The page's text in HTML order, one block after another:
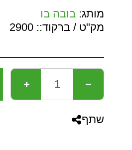
מותג: בובה בו
מק"ט / ברקוד:: 2900
שתף